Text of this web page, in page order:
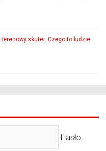
terenowy skuter. Czego to ludzie
Hasło